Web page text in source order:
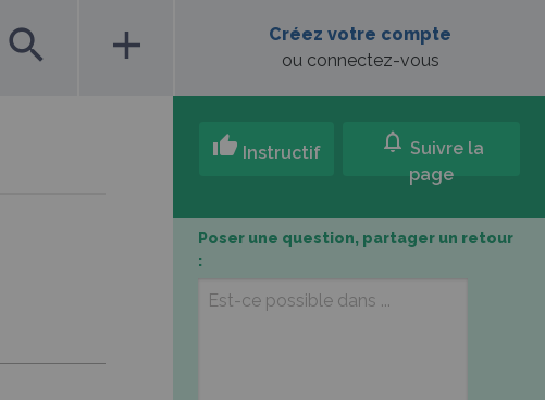
search add
Créez votre compte
ou connectez-vous
thumb_up Instructif notifications Suivre la
page
Poser une question, partager un retour
: